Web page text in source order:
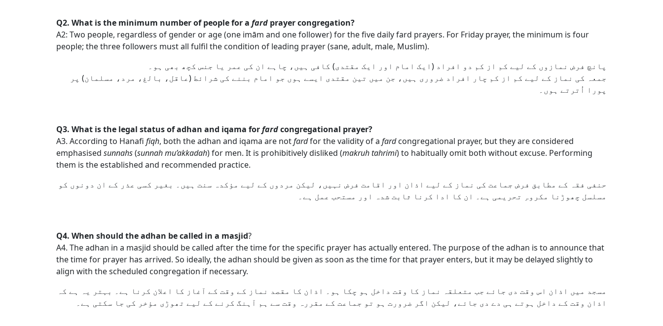
Q2. What is the minimum number of people for a fard prayer congregation?
A2: Two people, regardless of gender or age (one imām and one follower) for the five daily fard prayers. For Friday prayer, the minimum is four
people; the three followers must all fulfil the condition of leading prayer (sane, adult, male, Muslim).
پانچ فرض نمازوں کے لیے کم از کم دو افراد (ایک امام اور ایک مقتدی) کافی ہیں، چاہے ان کی عمر یا جنس کچھ بھی ہو۔
جمعہ کی نماز کے لیے کم از کم چار افراد ضروری ہیں، جن میں تین مقتدی ایسے ہوں جو امام بننے کی شرائط (عاقل، بالغ، مرد، مسلمان) پر
پورا اُترتے ہوں۔
Q3. What is the legal status of adhan and iqama forfardcongregational prayer?
A3. According to Hanafi fiqh, both the adhan and iqama are notfardfor the validity of a fardcongregational prayer, but they are considered
emphasised sunnahs(sunnah mu’akkadah) for men. It is prohibitively disliked (makruh tahrimi) to habitually omit both without excuse. Performing
them is the established and recommended practice.
حنفی فقہ کے مطابق فرض جماعت کی نماز کے لیے اذان اور اقامت فرض نہیں، لیکن مردوں کے لیے مؤکدہ سنت ہیں۔ بغیر کسی عذر کے ان دونوں کو
مسلسل چھوڑنا مکروہِ تحریمی ہے۔ ان کا ادا کرنا ثابت شدہ اور مستحب عمل ہے۔
Q4. When should the adhan be called in a masjid?
A4. The adhan in a masjid should be called after the time for the specific prayer has actually entered. The purpose of the adhan is to announce that
the time for prayer has arrived. So ideally, the adhan should be given as soon as the time for that prayer enters, but it may be delayed slightly to
align with the scheduled congregation if necessary.
مسجد میں اذان اس وقت دی جائے جب متعلقہ نماز کا وقت داخل ہو چکا ہو۔ اذان کا مقصد نماز کے وقت کے آغاز کا اعلان کرنا ہے۔ بہتر یہ ہے کہ
اذان وقت کے داخل ہوتے ہی دے دی جائے، لیکن اگر ضرورت ہو تو جماعت کے مقررہ وقت سے ہم آہنگ کرنے کے لیے تھوڑی مؤخر کی جا سکتی ہے۔